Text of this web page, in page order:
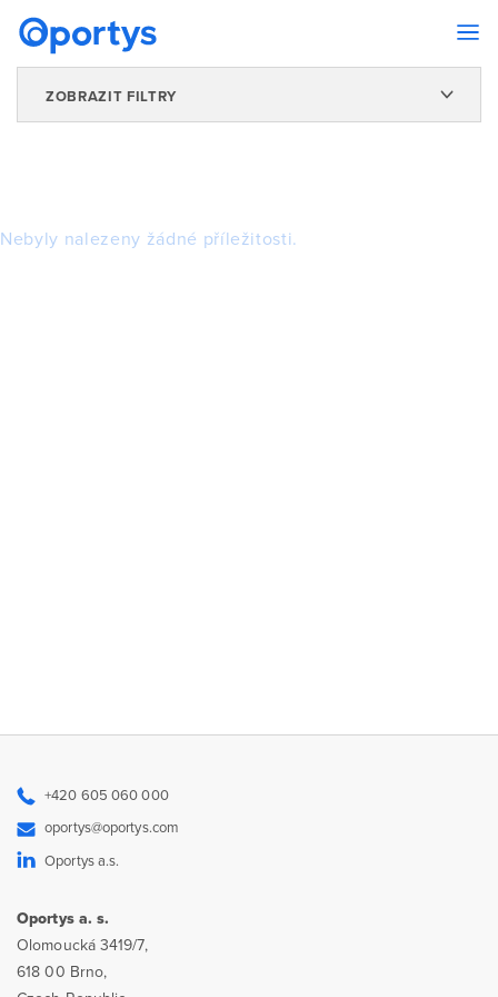
ZOBRAZIT FILTRY
Nebyly nalezeny žádné příležitosti.
+420 605 060 000
oportys@oportys.com
Oportys a.s.
Oportys a. s.
Olomoucká 3419/7,
618 00 Brno,